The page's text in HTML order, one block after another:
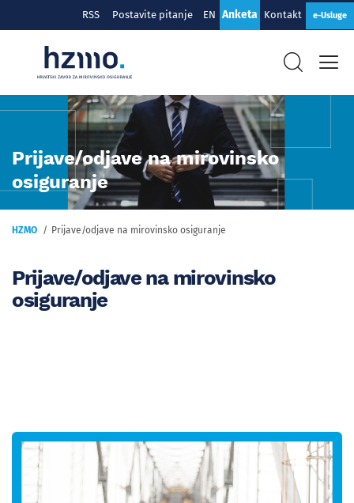
RSS Postavite pitanje EN Anketa Kontakt e-Usluge
Prijave/odjave na mirovinsko
osiguranje
HZMO Prijave/odjave na mirovinsko osiguranje
Prijave/odjave na mirovinsko
osiguranje